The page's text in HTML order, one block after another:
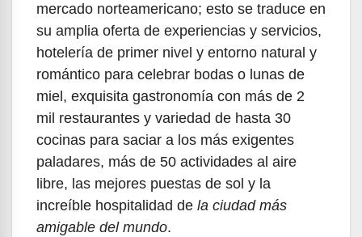
mercado norteamericano; esto se traduce en
su amplia oferta de experiencias y servicios,
hotelería de primer nivel y entorno natural y
romántico para celebrar bodas o lunas de
miel, exquisita gastronomía con más de 2
mil restaurantes y variedad de hasta 30
cocinas para saciar a los más exigentes
paladares, más de 50 actividades al aire
libre, las mejores puestas de sol y la
increíble hospitalidad de la ciudad más
amigable del mundo.